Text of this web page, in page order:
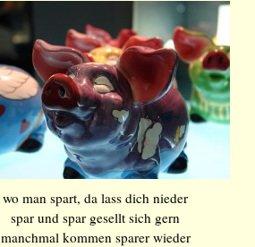
wo man spart, da lass dich nieder
spar und spar gesellt sich gern
manchmal kommen sparer wieder